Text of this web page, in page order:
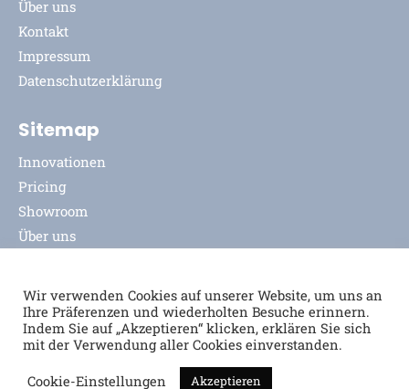
Über uns
Kontakt
Impressum
Datenschutzerklärung
Sitemap
Innovationen
Pricing
Showroom
Über uns
Impressum
Datenschutzerklärung
Wir verwenden Cookies auf unserer Website, um uns an
Ihre Präferenzen und wiederholten Besuche erinnern.
Indem Sie auf „Akzeptieren“ klicken, erklären Sie sich
mit der Verwendung aller Cookies einverstanden.
Cookie-Einstellungen Akzeptieren